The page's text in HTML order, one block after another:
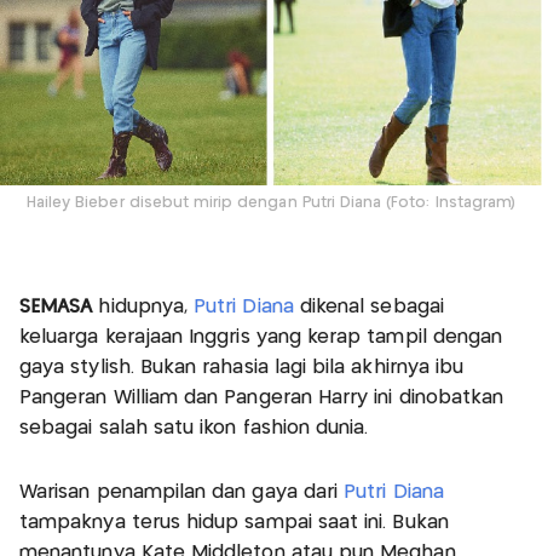
Hailey Bieber disebut mirip dengan Putri Diana (Foto: Instagram)
SEMASA hidupnya, Putri Dianadikenal sebagai
keluarga kerajaan Inggris yang kerap tampil dengan
gaya stylish. Bukan rahasia lagi bila akhirnya ibu
Pangeran William dan Pangeran Harry ini dinobatkan
sebagai salah satu ikon fashion dunia.
Warisan penampilan dan gaya dari Putri Diana
tampaknya terus hidup sampai saat ini. Bukan
menantunya Kate Middleton atau pun Meghan